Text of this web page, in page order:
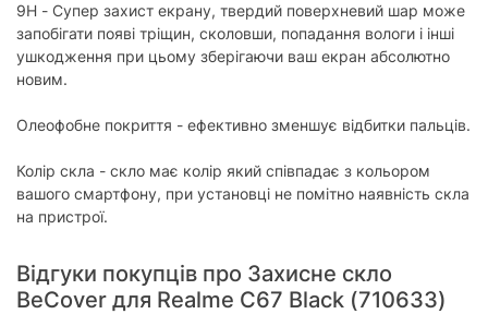
9H - Супер захист екрану, твердий поверхневий шар може
запобігати появі тріщин, сколовши, попадання вологи і інші
ушкодження при цьому зберігаючи ваш екран абсолютно
новим.
Олеофобне покриття - ефективно зменшує відбитки пальців.
Колір скла - скло має колір який співпадає з кольором
вашого смартфону, при установці не помітно наявність скла
на пристрої.
Відгуки покупців про Захисне скло
BeCover для Realme C67 Black (710633)